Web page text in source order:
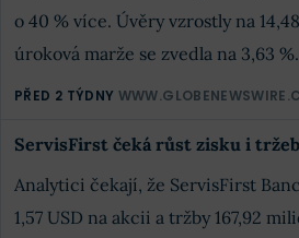
o 40 % více. Úvěry vzrostly na
úroková marže se zvedla na 3,63 %.
PŘED 2 TÝDNY
ServisFirst čeká růst zisku i tržeb
Analytici čekají, že ServisFirst
1,57 USD na akcii a tržby 167,92